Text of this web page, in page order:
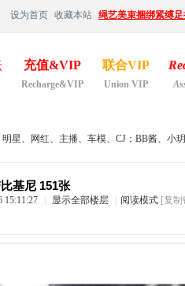
设为首页 收藏本站 绳艺美束捆绑紧缚
充值&VIP
Recharge&VIP
联合VIP
Union VIP
明星、网红、主播、车模、CJ；BB酱、小
基尼 151张
15:11:27 显示全部楼层 阅读模式 [复